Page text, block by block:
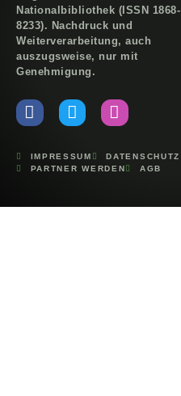
Nationalbibliothek (ISSN 1868-
8233). Nachdruck und
Weiterverarbeitung, auch
auszugsweise, nur mit
Genehmigung.
IMPRESSUM
DATENSCHUTZ
PARTNER WERDEN
AGB